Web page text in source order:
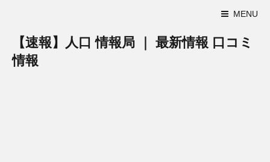
MENU
【速報】人口 情報局 ｜ 最新情報 口コミ
情報